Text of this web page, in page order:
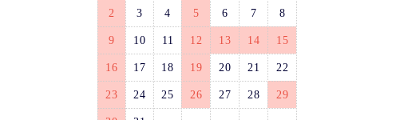
2 3 4 5 6 7 8
9 10 11 12 13 14 15
16 17 18 19 20 21 22
23 24 25 26 27 28 29